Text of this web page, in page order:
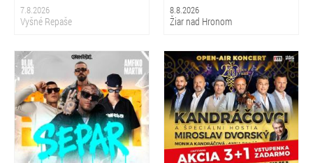
7.8.2026
Vyšné Repaše
8.8.2026
Žiar nad Hronom